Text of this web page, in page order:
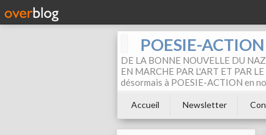
POESIE-ACTION
DE LA BONNE NOUVELLE DU
EN MARCHE PAR L'ART ET PAR
désormais à POESIE-ACTION en
Accueil Newsletter